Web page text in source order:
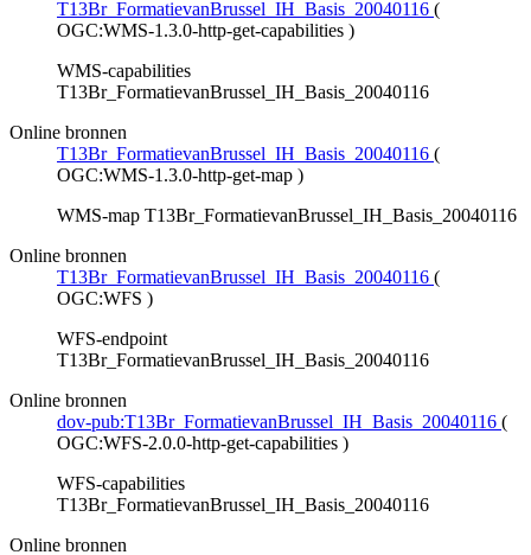
T13Br_FormatievanBrussel_IH_Basis_20040116 (
OGC:WMS-1.3.0-http-get-capabilities )
WMS-capabilities
T13Br_FormatievanBrussel_IH_Basis_20040116
Online bronnen
T13Br_FormatievanBrussel_IH_Basis_20040116 (
OGC:WMS-1.3.0-http-get-map )
WMS-map T13Br_FormatievanBrussel_IH_Basis_20040116
Online bronnen
T13Br_FormatievanBrussel_IH_Basis_20040116 (
OGC:WFS )
WFS-endpoint
T13Br_FormatievanBrussel_IH_Basis_20040116
Online bronnen
dov-pub:T13Br_FormatievanBrussel_IH_Basis_20040116 (
OGC:WFS-2.0.0-http-get-capabilities )
WFS-capabilities
T13Br_FormatievanBrussel_IH_Basis_20040116
Online bronnen